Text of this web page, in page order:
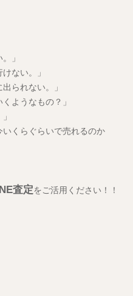
」
ない。」
られない。」
ようなもの？」
いくらぐらいで売れるのか
査定をご活用ください！！